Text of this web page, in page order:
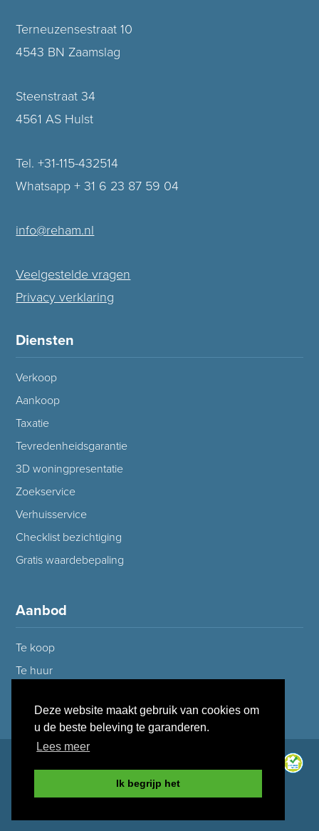
Deze website maakt gebruik van cookies om
u de beste beleving te garanderen.
Lees meer
Ik begrijp het
Terneuzensestraat 10
4543 BN Zaamslag
Steenstraat 34
4561 AS Hulst
Tel. +31-115-432514
Whatsapp + 31 6 23 87 59 04
info@reham.nl
Veelgestelde vragen
Privacy verklaring
Diensten
Verkoop
Aankoop
Taxatie
Tevredenheidsgarantie
3D woningpresentatie
Zoekservice
Verhuisservice
Checklist bezichtiging
Gratis waardebepaling
Aanbod
Te koop
Te huur